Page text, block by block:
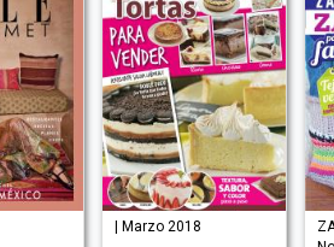
| Marzo 2018